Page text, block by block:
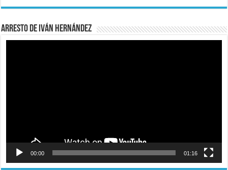
Arresto de Iván Hernández
00:00 01:16